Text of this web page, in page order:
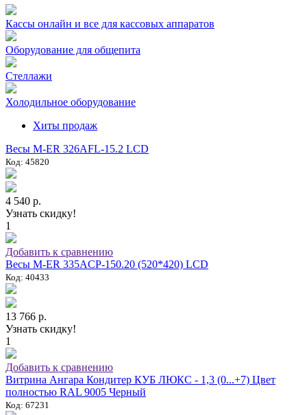
Кассы онлайн и все для кассовых аппаратов
Оборудование для общепита
Стеллажи
Холодильное оборудование
Хиты продаж
Весы M-ER 326AFL-15.2 LCD
Код: 45820
4 540 р.
Узнать скидку!
1
Добавить к сравнению
Весы M-ER 335ACP-150.20 (520*420) LCD
Код: 40433
13 766 р.
Узнать скидку!
1
Добавить к сравнению
Витрина Ангара Кондитер КУБ ЛЮКС - 1,3 (0...+7) Цвет
полностью RAL 9005 Черный
Код: 67231